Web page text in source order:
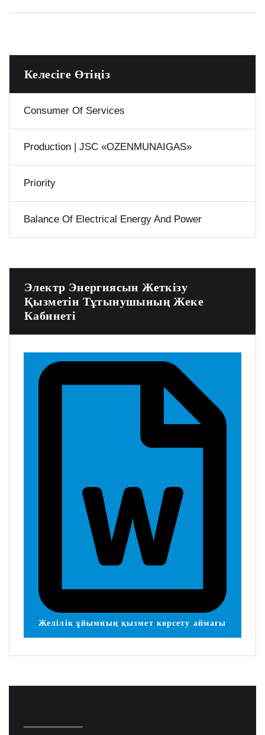
Келесіге Өтіңіз
Consumer Of Services
Production | JSC «OZENMUNAIGAS»
Priority
Balance Of Electrical Energy And Power
Электр Энергиясын Жеткізу
Қызметін Тұтынушының Жеке
Кабинеті
Желілік ұйымның қызмет көрсету аймағы